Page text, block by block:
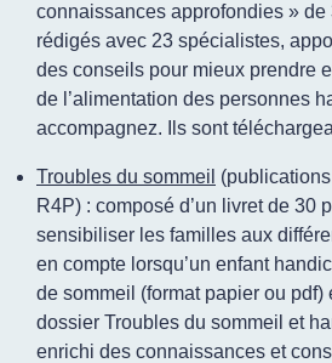
connaissances approfondies » de
rédigés avec 23 spécialistes,
des conseils pour mieux prendre
de l’alimentation des personnes
accompagnez. Ils sont
Troubles du sommeil
R4P) : composé d’un livret de 30
sensibiliser les familles aux
en compte lorsqu’un enfant
de sommeil (format papier ou pdf)
dossier Troubles du sommeil et
enrichi des connaissances et